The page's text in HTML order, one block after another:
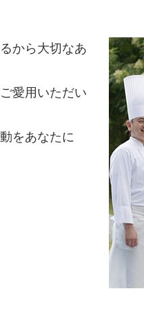
から大切なあ
愛用いただい
をあなたに